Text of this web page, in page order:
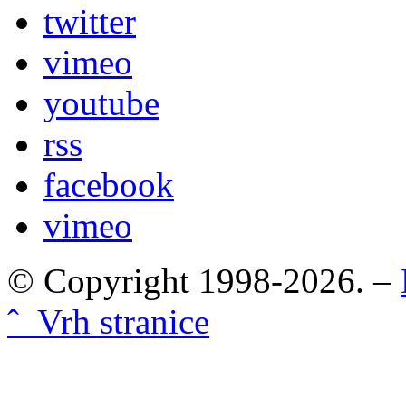
twitter
vimeo
youtube
rss
facebook
vimeo
© Copyright 1998-2026. –
ˆ Vrh stranice